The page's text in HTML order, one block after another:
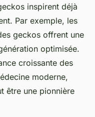
inspirent déjà
Par exemple, les
geckos offrent une
optimisée.
croissante des
moderne,
être une pionnière